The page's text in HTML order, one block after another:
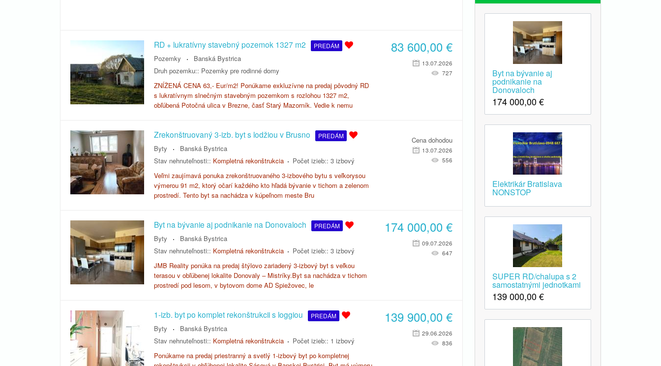
RD + lukratívny stavebný pozemok 1327 m2 PREDÁM
Pozemky
Banská Bystrica
Druh pozemku:: Pozemky pre rodinné domy
ZNÍŽENÁ CENA 63,- Eur/m2! Ponúkame exkluzívne na predaj pôvodný RD
s lukratívnym slnečným stavebným pozemkom s rozlohou 1327 m2,
obľúbená Potočná ulica v Brezne, časť Starý Mazorník. Vedie k nemu
83 600,00 €
13.07.2026
727
Zrekonštruovaný 3-izb. byt s lodžiou v Brusno PREDÁM
Byty
Banská Bystrica
Stav nehnuteľnosti:: Kompletná rekonštrukcia Počet izieb:: 3 izbový
Veľmi zaujímavá ponuka zrekonštruovaného 3-izbového bytu s veľkorysou
výmerou 91 m2, ktorý očarí každého kto hľadá bývanie v tichom a zelenom
prostredí. Tento byt sa nachádza v kúpeľnom meste Bru
Cena dohodou
13.07.2026
556
Byt na bývanie aj podnikanie na Donovaloch PREDÁM
Byty
Banská Bystrica
Stav nehnuteľnosti:: Kompletná rekonštrukcia Počet izieb:: 3 izbový
JMB Reality ponúka na predaj štýlovo zariadený 3-izbový byt s veľkou
terasou v obľúbenej lokalite Donovaly – Mistríky.Byt sa nachádza v tichom
prostredí pod lesom, v bytovom dome AD Spiežovec, le
174 000,00 €
09.07.2026
647
1-izb. byt po komplet rekonštrukcii s loggiou PREDÁM
Byty
Banská Bystrica
Stav nehnuteľnosti:: Kompletná rekonštrukcia Počet izieb:: 1 izbový
Ponúkame na predaj priestranný a svetlý 1-izbový byt po kompletnej
139 900,00 €
29.06.2026
836
Byt na bývanie aj
podnikanie na
Donovaloch
174 000,00 €
Elektrikár Bratislava
NONSTOP
SUPER RD/chalupa s 2
samostatnými jednotkami
139 000,00 €